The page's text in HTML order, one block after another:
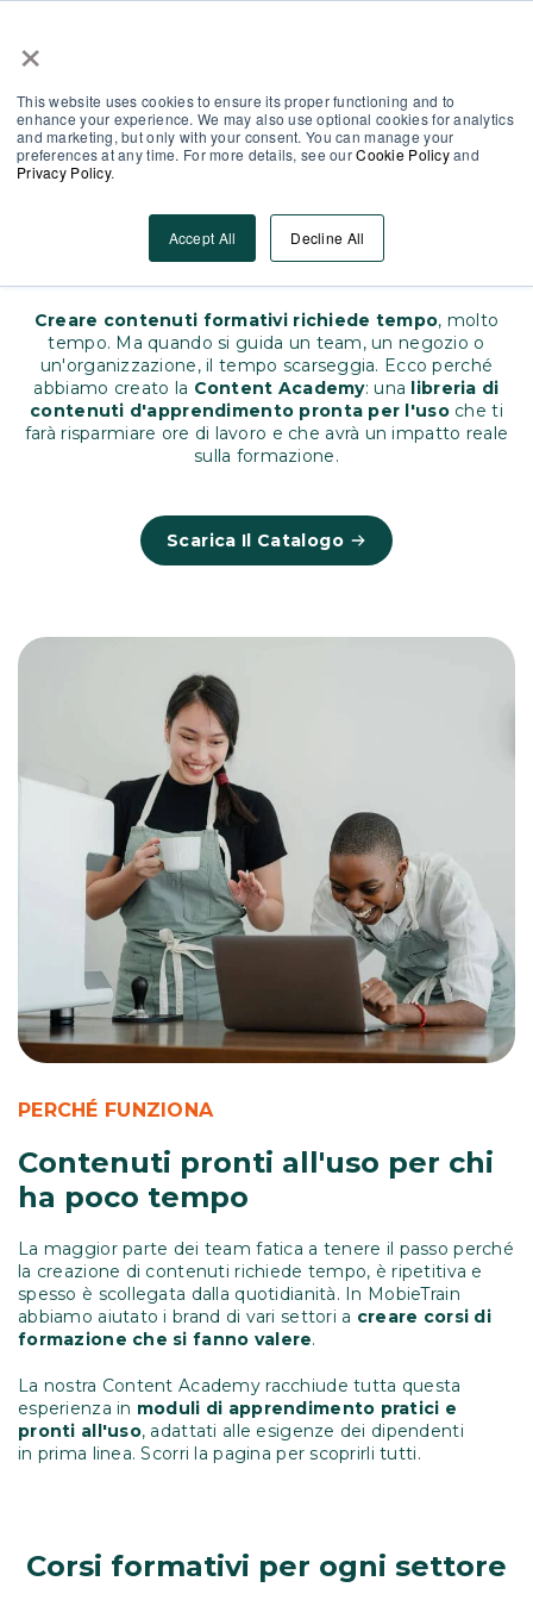
×
This website uses cookies to ensure its proper functioning and to
enhance your experience. We may also use optional cookies for analytics
and marketing, but only with your consent. You can manage your
preferences at any time. For more details, see ourCookie Policyand
Privacy Policy.
Accept All Decline All
Corsi realizzati da esperti, pronti
all'uso
Creare contenuti formativi richiede tempo, molto
tempo. Ma quando si guida un team, un negozio o
un'organizzazione, il tempo scarseggia. Ecco perché
abbiamo creato la Content Academy: una libreria di
contenuti d'apprendimento pronta per l'usoche ti
farà risparmiare ore di lavoro e che avrà un impatto reale
sulla formazione.
Scarica Il Catalogo
PERCHÉ FUNZIONA
Contenuti pronti all'uso per chi
ha poco tempo
La maggior parte dei team fatica a tenere il passo perché
la creazione di contenuti richiede tempo, è ripetitiva e
spesso è scollegata dalla quotidianità. In MobieTrain
abbiamo aiutato i brand di vari settori a creare corsi di
formazione che si fanno valere.
La nostra Content Academy racchiude tutta questa
esperienza in moduli di apprendimento pratici e
pronti all'uso, adattati alle esigenze dei dipendenti
in prima linea.Scorri la pagina per scoprirli tutti.
Corsi formativi per ogni settore